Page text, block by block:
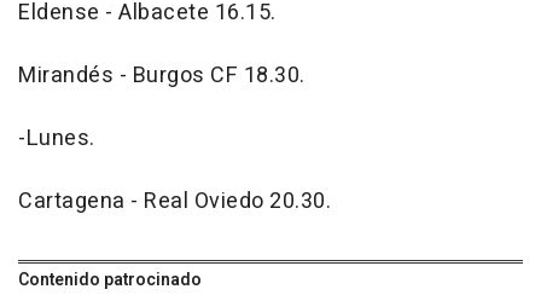
Eldense - Albacete 16.15.
Mirandés - Burgos CF 18.30.
-Lunes.
Cartagena - Real Oviedo 20.30.
Contenido patrocinado